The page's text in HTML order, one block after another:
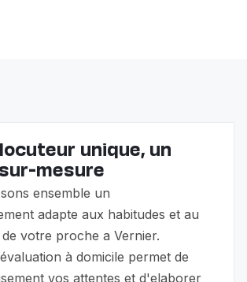
unique, un
mesure
ensemble un
adapte aux habitudes et au
votre proche a Vernier.
à domicile permet de
vos attentes et d'elaborer